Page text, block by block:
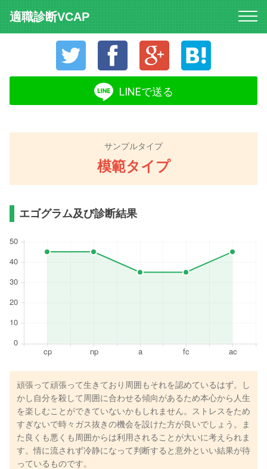
適職診断VCAP
Twitter Facebook Google+
LINEで送る
サンプルタイプ
模範タイプ
エゴグラム及び診断結果
頑張って頑張って生きており周囲もそれを認めているはず。し
かし自分を殺して周囲に合わせる傾向があるため本心から人生
を楽しむことができていないかもしれません。ストレスをため
すぎないで時々ガス抜きの機会を設けた方が良いでしょう。ま
た良くも悪くも周囲からは利用されることが大いに考えられま
す。情に流されず冷静になって判断すると意外といい結果が待
っているものです。